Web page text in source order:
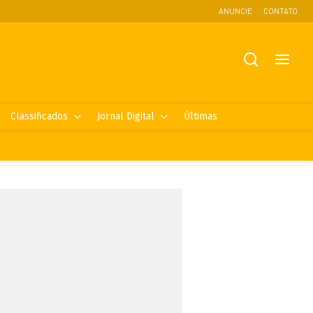
ANUNCIE CONTATO
Classificados Jornal Digital Últimas